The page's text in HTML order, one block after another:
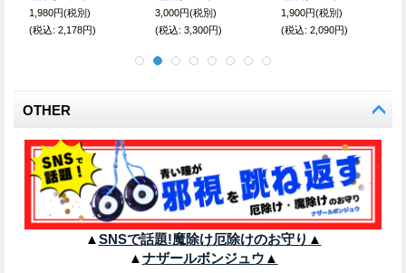
1,980円(税別)
(税込: 2,178円)
3,000円(税別)
(税込: 3,300円)
1,900円(税別)
(税込: 2,090円)
OTHER
▲SNSで話題!魔除け厄除けのお守り ▲
▲ナザールボンジュウ ▲